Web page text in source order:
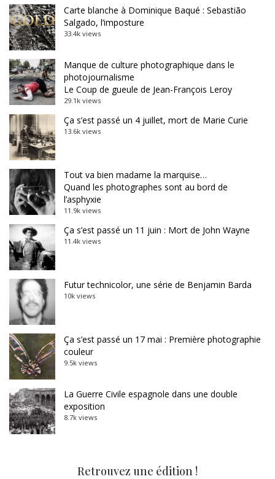
Carte blanche à Dominique Baqué : Sebastião
Salgado, l’imposture
33.4k views
Manque de culture photographique dans le
photojournalisme
Le Coup de gueule de Jean-François Leroy
29.1k views
Ça s’est passé un 4 juillet, mort de Marie Curie
13.6k views
Tout va bien madame la marquise…
Quand les photographes sont au bord de
l’asphyxie
11.9k views
Ça s’est passé un 11 juin : Mort de John Wayne
11.4k views
Futur technicolor, une série de Benjamin Barda
10k views
Ça s’est passé un 17 mai : Première photographie
couleur
9.5k views
La Guerre Civile espagnole dans une double
exposition
8.7k views
Retrouvez une édition !